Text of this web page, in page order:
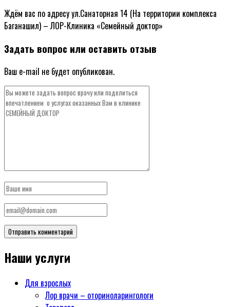
Ждём вас по адресу ул.Санаторная 14 (На территории комплекса
Баганашил) – ЛОР-Клиника «Семейный доктор»
Задать вопрос или оставить отзыв
Ваш e-mail не будет опубликован.
Наши услуги
Для взрослых
Лор врачи – оториноларингологи